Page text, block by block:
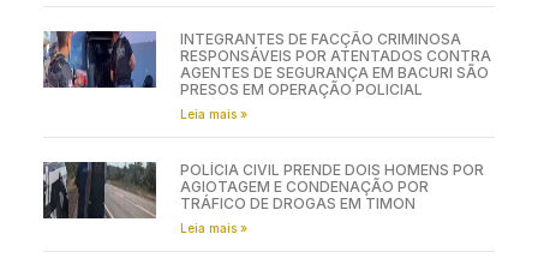
INTEGRANTES DE FACÇÃO CRIMINOSA
RESPONSÁVEIS POR ATENTADOS CONTRA
AGENTES DE SEGURANÇA EM BACURI SÃO
PRESOS EM OPERAÇÃO POLICIAL
Leia mais »
POLÍCIA CIVIL PRENDE DOIS HOMENS POR
AGIOTAGEM E CONDENAÇÃO POR
TRÁFICO DE DROGAS EM TIMON
Leia mais »